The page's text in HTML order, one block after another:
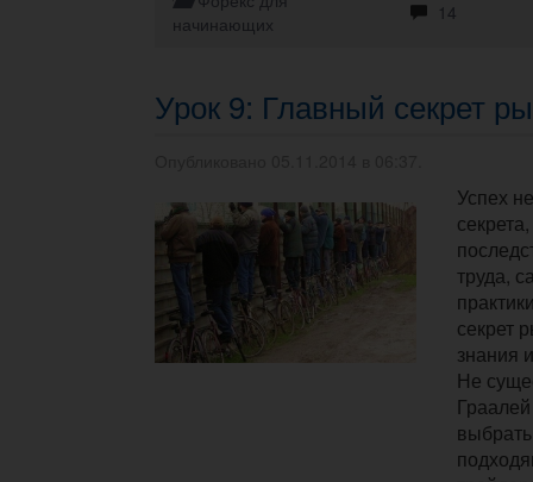
начинающих
14
Урок 9: Главный секрет
Успех
труда,
секрет
знания
Не